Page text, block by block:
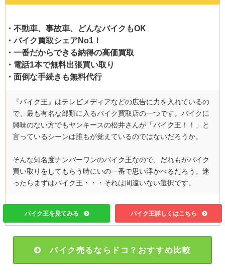
・不動車、事故車、どんなバイクもOK
・バイク買取シェアNo1！
・一番だからできる納得の高価買取
・電話1本で無料出張買い取り
・面倒な手続きも無料代行
『バイク王』はテレビメディアなどの広告に力を入れているの
で、最も有名な部類に入るバイク買取店の一つです。バイクに
興味のない方でもヤンキースの松井さんが「バイク王！！」と
言っているシーンは誰もが覚えているのではないだろうか。
そんな知名度ナンバーワンのバイク王なので、だれもがバイク
買い取りをしてもらう時にいの一番で思い浮かべるだろう。迷
ったらまずはバイク王・・・それは間違いない選択です。
バイク王を見てみる バイク王詳しくはこちら
バイク売るならドコ？おすすめ比較